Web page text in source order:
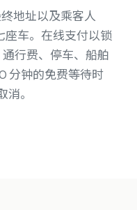
地址以及乘客人
座车。在线支付以锁
行费、停车、船舶
分钟的免费等待时
。